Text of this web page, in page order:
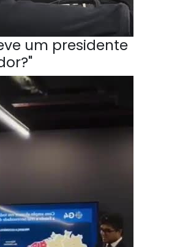
um presidente